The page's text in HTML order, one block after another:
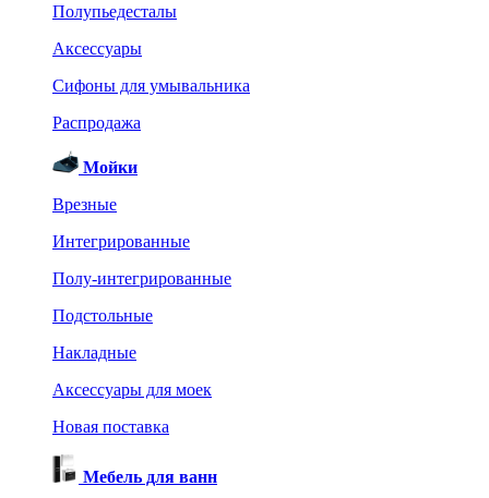
Полупьедесталы
Аксессуары
Сифоны для умывальника
Распродажа
Мойки
Врезные
Интегрированные
Полу-интегрированные
Подстольные
Накладные
Аксессуары для моек
Новая поставка
Мебель для ванн